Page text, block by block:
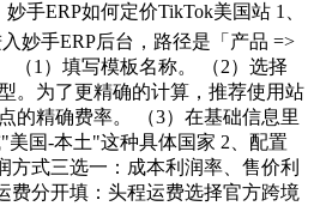
手ERP如何定价TikTok美国站 1、
妙手ERP后台，路径是「产品 =>
（1）填写模板名称。 （2）选择
。为了更精确的计算，推荐使用站
的精确费率。 （3）在基础信息里
国-本土"这种具体国家 2、配置
方式三选一：成本利润率、售价利
费分开填：头程运费选择官方跨境